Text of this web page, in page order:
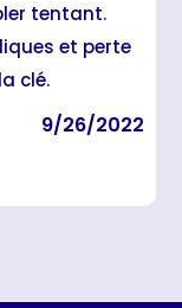
tentant.
et perte
clé.
9/26/2022